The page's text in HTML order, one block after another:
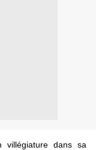
villégiature dans sa